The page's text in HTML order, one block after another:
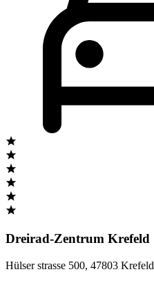
Dreirad-Zentrum Krefeld
Hülser strasse 500, 47803 Krefeld